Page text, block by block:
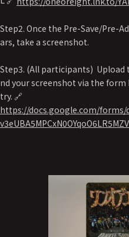
Step2. Once the Pre-Save/Pre-
ars, take a screenshot.
Step3. (All participants)
nd your screenshot via the
try. 🔗
https://docs.google.com/forms/